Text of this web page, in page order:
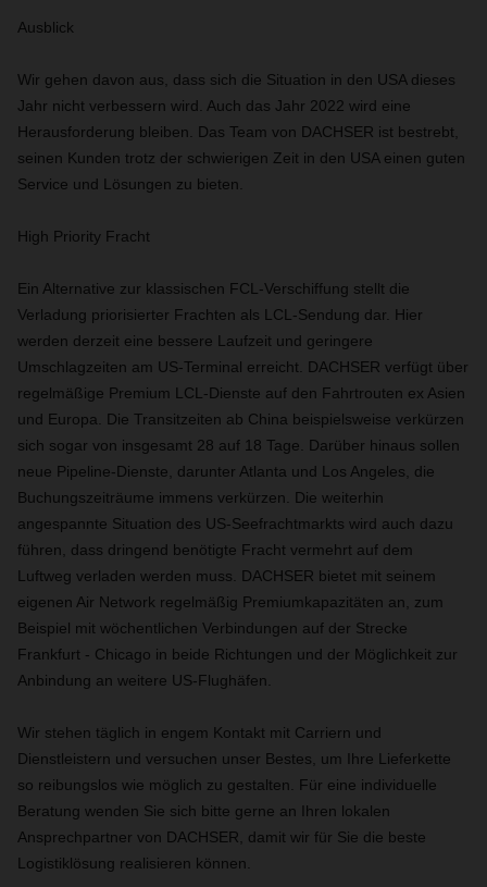
Ausblick
Wir gehen davon aus, dass sich die Situation in den USA dieses
Jahr nicht verbessern wird. Auch das Jahr 2022 wird eine
Herausforderung bleiben. Das Team von DACHSER ist bestrebt,
seinen Kunden trotz der schwierigen Zeit in den USA einen guten
Service und Lösungen zu bieten.
High Priority Fracht
Ein Alternative zur klassischen FCL-Verschiffung stellt die
Verladung priorisierter Frachten als LCL-Sendung dar. Hier
werden derzeit eine bessere Laufzeit und geringere
Umschlagzeiten am US-Terminal erreicht. DACHSER verfügt über
regelmäßige Premium LCL-Dienste auf den Fahrtrouten ex Asien
und Europa. Die Transitzeiten ab China beispielsweise verkürzen
sich sogar von insgesamt 28 auf 18 Tage. Darüber hinaus sollen
neue Pipeline-Dienste, darunter Atlanta und Los Angeles, die
Buchungszeiträume immens verkürzen. Die weiterhin
angespannte Situation des US-Seefrachtmarkts wird auch dazu
führen, dass dringend benötigte Fracht vermehrt auf dem
Luftweg verladen werden muss. DACHSER bietet mit seinem
eigenen Air Network regelmäßig Premiumkapazitäten an, zum
Beispiel mit wöchentlichen Verbindungen auf der Strecke
Frankfurt - Chicago in beide Richtungen und der Möglichkeit zur
Anbindung an weitere US-Flughäfen.
Wir stehen täglich in engem Kontakt mit Carriern und
Dienstleistern und versuchen unser Bestes, um Ihre Lieferkette
so reibungslos wie möglich zu gestalten. Für eine individuelle
Beratung wenden Sie sich bitte gerne an Ihren lokalen
Ansprechpartner von DACHSER, damit wir für Sie die beste
Logistiklösung realisieren können.